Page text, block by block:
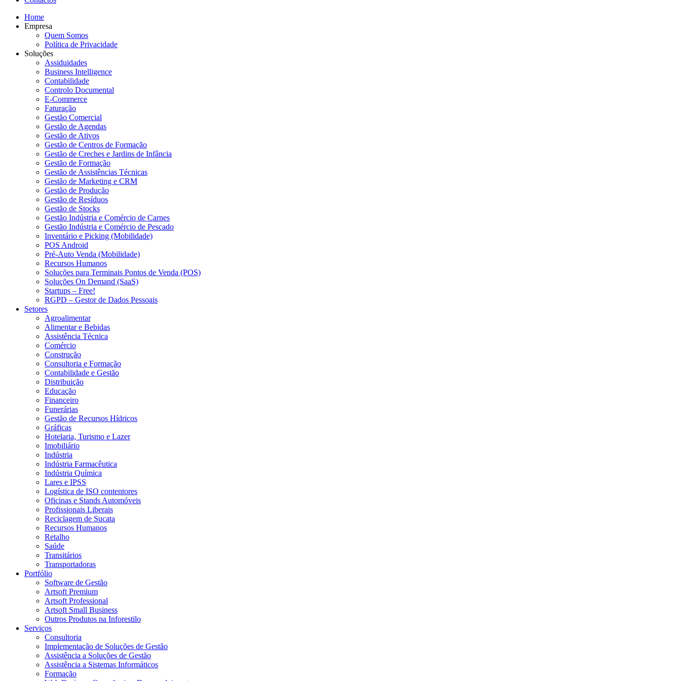
Home
Empresa
Quem Somos
Política de Privacidade
Soluções
Assiduidades
Business Intelligence
Contabilidade
Controlo Documental
E-Commerce
Faturação
Gestão Comercial
Gestão de Agendas
Gestão de Ativos
Gestão de Centros de Formação
Gestão de Creches e Jardins de Infância
Gestão de Formação
Gestão de Assistências Técnicas
Gestão de Marketing e CRM
Gestão de Produção
Gestão de Resíduos
Gestão de Stocks
Gestão Indústria e Comércio de Carnes
Gestão Indústria e Comércio de Pescado
Inventário e Picking (Mobilidade)
POS Android
Pré-Auto Venda (Mobilidade)
Recursos Humanos
Soluções para Terminais Pontos de Venda (POS)
Soluções On Demand (SaaS)
Startups – Free!
RGPD – Gestor de Dados Pessoais
Setores
Agroalimentar
Alimentar e Bebidas
Assistência Técnica
Comércio
Construção
Consultoria e Formação
Contabilidade e Gestão
Distribuição
Educação
Financeiro
Funerárias
Gestão de Recursos Hídricos
Gráficas
Hotelaria, Turismo e Lazer
Imobiliário
Indústria
Indústria Farmacêutica
Indústria Química
Lares e IPSS
Logística de ISO contentores
Oficinas e Stands Automóveis
Profissionais Liberais
Reciclagem de Sucata
Recursos Humanos
Retalho
Saúde
Transitários
Transportadoras
Portfólio
Software de Gestão
Artsoft Premium
Artsoft Professional
Artsoft Small Business
Outros Produtos na Inforestilo
Serviços
Consultoria
Implementação de Soluções de Gestão
Assistência a Soluções de Gestão
Assistência a Sistemas Informáticos
Formação